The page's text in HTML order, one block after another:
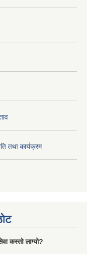
तथा कार्यक्रम
कस्तो लाग्यो?